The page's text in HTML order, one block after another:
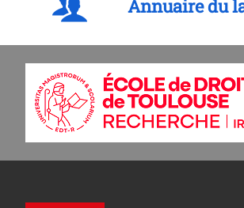
Annuaire du